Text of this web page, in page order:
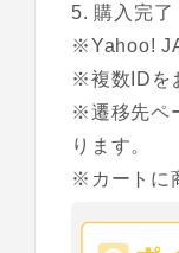
購入完了
※Yahoo!
※複数IDを
※遷移先ペ
ります。
※カートに